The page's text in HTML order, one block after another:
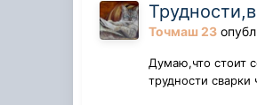
Точмаш 23
Думаю,что стоит
трудности